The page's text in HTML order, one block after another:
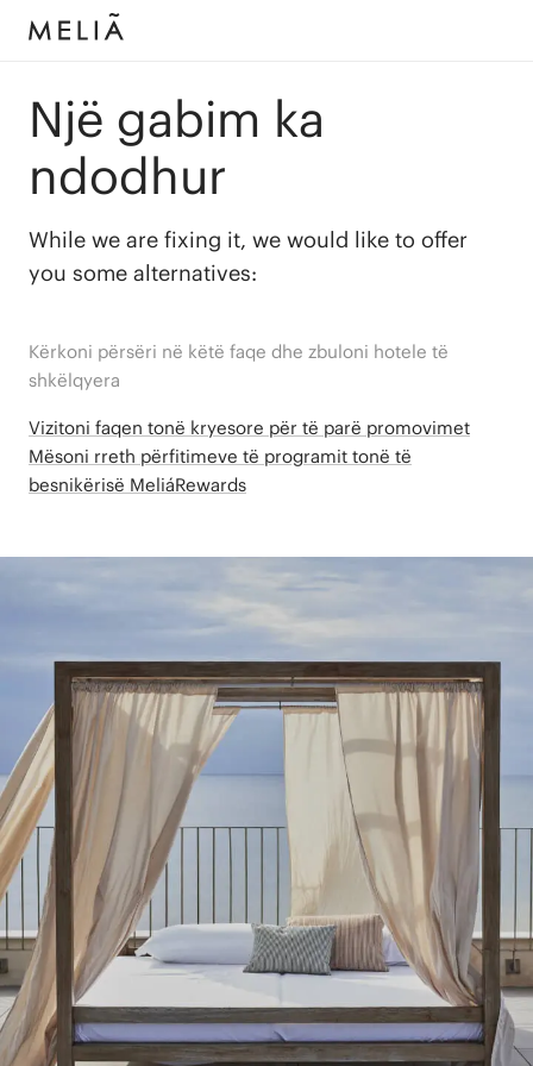
Një gabim ka
ndodhur
While we are fixing it, we would like to offer
you some alternatives:
Kërkoni përsëri në këtë faqe dhe zbuloni hotele të
shkëlqyera
Vizitoni faqen tonë kryesore për të parë promovimet
Mësoni rreth përfitimeve të programit tonë të
besnikërisë MeliáRewards